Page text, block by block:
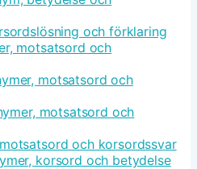
och förklaring
motsatsord och
motsatsord och
motsatsord och
och korsordssvar
korsord och betydelse